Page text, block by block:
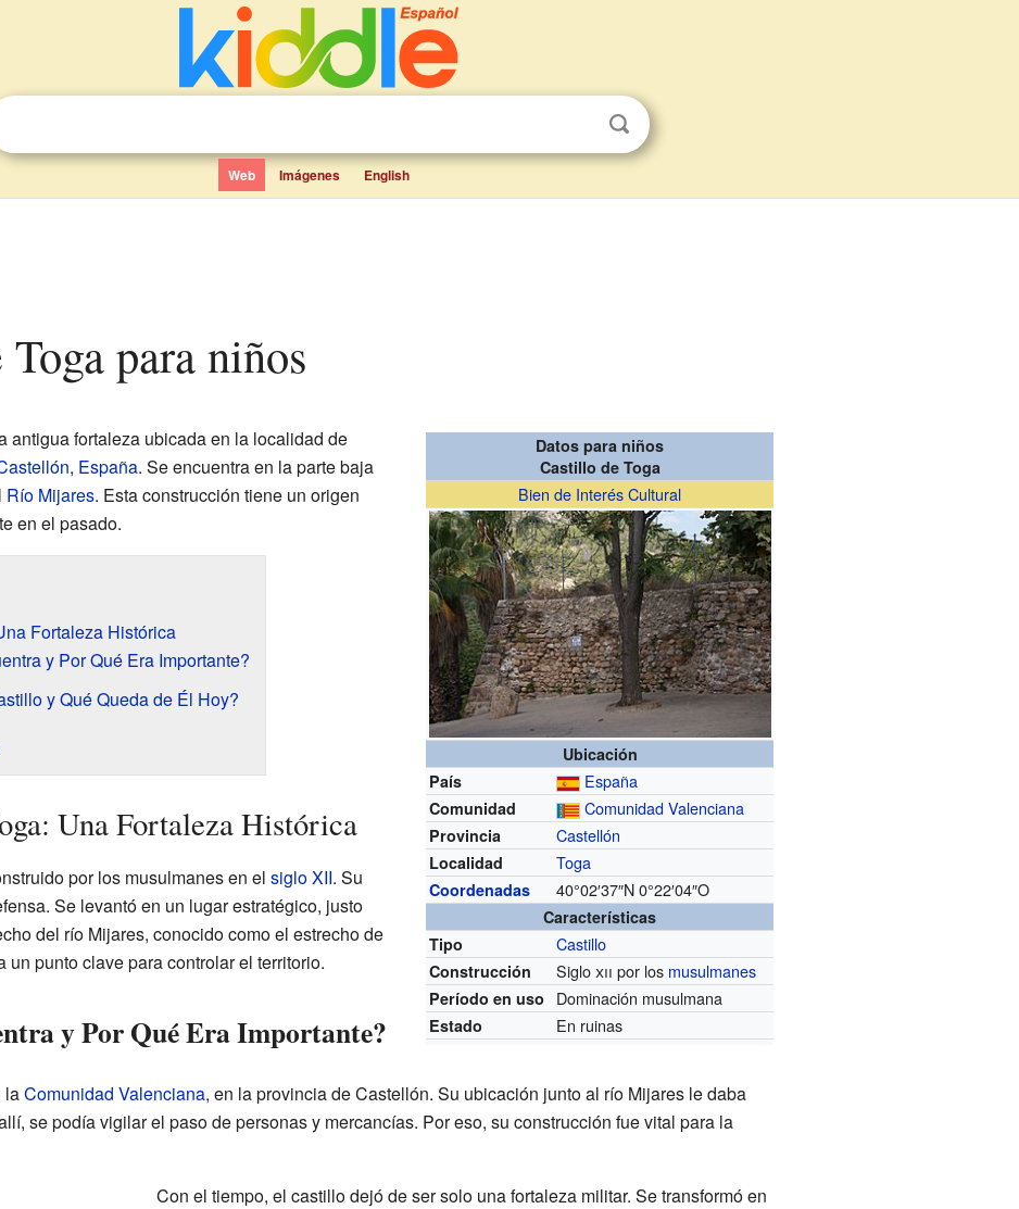
Web Imágenes English
Toga para niños
Datos para niños
Castillo de Toga
Bien de Interés Cultural
Ubicación
País
España
Comunidad Comunidad Valenciana
Provincia Castellón
Localidad Toga
Coordenadas 40°02′37″N 0°22′04″O
Características
Tipo
Castillo
Construcción Sigloxii por los musulmanes
Período en uso Dominación musulmana
Estado En ruinas
antigua fortaleza ubicada en la localidad de
, España. Se encuentra en la parte baja
Río Mijares. Esta construcción tiene un origen
en el pasado.
Fortaleza Histórica
y Por Qué Era Importante?
y Qué Queda de Él Hoy?
Una Fortaleza Histórica
por los musulmanes en el siglo XII. Su
Se levantó en un lugar estratégico, justo
del río Mijares, conocido como el estrecho de
un punto clave para controlar el territorio.
y Por Qué Era Importante?
laComunidad Valenciana, en la provincia de Castellón. Su ubicación junto al río Mijares le daba
se podía vigilar el paso de personas y mercancías. Por eso, su construcción fue vital para la
Con el tiempo, el castillo dejó de ser solo una fortaleza militar. Se transformó en